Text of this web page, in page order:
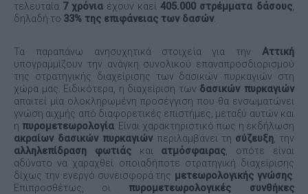
τελευταία 7 χρόνια έχουν καεί 405.000 στρέμματα δάσους
δηλαδή το 33% της επιφάνειας των δασών
Τα παραπάνω ανησυχητικά στοιχεία για την Αττική
υπογραμμίζουν την ανάγκη συνολικού επαναπροσδιορισμού
της στρατηγικής διαχείρισης των δασικών πυρκαγιών στη
χώρα μας. Ειδικότερα, η διαχείριση των δασικών πυρκαγιών
απαιτεί μία ολοκληρωμένη προσέγγιση που θα ενσωματώνει
γνώση αιχμής από διαφορετικές επιστήμες, μεταξύ αυτών και
η πυρομετεωρολογία. Είναι χαρακτηριστικό πως η εκδήλωση
ακραίων δασικών πυρκαγιών περιλαμβάνει τη σύζευξη, την
αλληλεπίδραση
φωτιάςκαι ατμόσφαιρας , οπότε είναι
αδύνατο να χαραχθεί οποιαδήποτε στρατηγική διαχείρισης
δίχως την ενεργό συνεισφορά της μετεωρολογικής γνώσης
Επιπροσθέτως, οι πυρομετεωρολογικές συνθήκες